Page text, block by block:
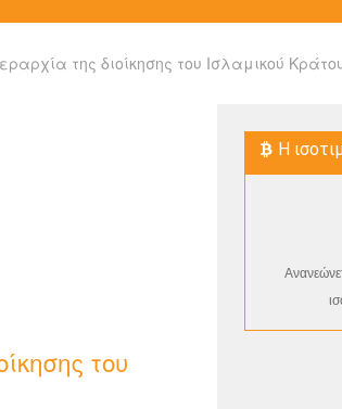
της διοίκησης του Ισλαμικού
του
H